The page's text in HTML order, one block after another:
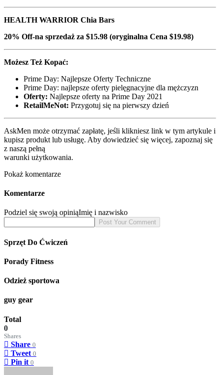
HEALTH WARRIOR Chia Bars
20% Off-na sprzedaż za $15.98 (oryginalna Cena $19.98)
Możesz Też Kopać:
Prime Day: Najlepsze Oferty Techniczne
Prime Day: najlepsze oferty pielęgnacyjne dla mężczyzn
Oferty: Najlepsze oferty na Prime Day 2021
RetailMeNot: Przygotuj się na pierwszy dzień
AskMen może otrzymać zapłatę, jeśli klikniesz link w tym artykule i
kupisz produkt lub usługę. Aby dowiedzieć się więcej, zapoznaj się
z naszą pełną
warunki użytkowania.
Pokaż komentarze
Komentarze
Podziel się swoją opiniąImię i nazwisko
Sprzęt Do Ćwiczeń
Porady Fitness
Odzież sportowa
guy gear
Total
0
Shares
Share 0
Tweet 0
Pin it 0